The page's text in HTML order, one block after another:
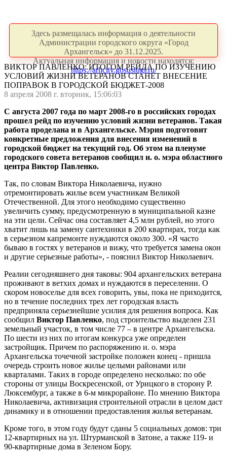
Здесь размещалась информация о деятельности
Администрации городского округа «Город
Архангельск» до 31.12.2025.
Актуальная информация и новости находятся:
https://arhcity.gosuslugi.ru/
ВИКТОР ПАВЛЕНКО: ИТОГОМ РЕЙДА ПО ИЗУЧЕНИЮ
УСЛОВИЙ ЖИЗНИ ВЕТЕРАНОВ СТАНЕТ ВНЕСЕНИЕ
ПОПРАВОК В ГОРОДСКОЙ БЮДЖЕТ-2008
8 апреля 2008 г. вторник, 15:06:03
С августа 2007 года по март 2008-го в российских городах
прошел рейд по изучению условий жизни ветеранов. Такая
работа проделана и в Архангельске. Мэрия подготовит
конкретные предложения для внесения изменений в
городской бюджет на текущий год. Об этом на пленуме
городского совета ветеранов сообщил и. о. мэра областного
центра Виктор Павленко.
Так, по словам Виктора Николаевича, нужно
отремонтировать жилье всем участникам Великой
Отечественной. Для этого необходимо существенно
увеличить сумму, предусмотренную в муниципальной казне
на эти цели. Сейчас она составляет 4,5 млн рублей, но этого
хватит лишь на замену сантехники в 200 квартирах, тогда как
в серьезном капремонте нуждаются около 300. «Я часто
бываю в гостях у ветеранов и вижу, что требуется замена окон
и другие серьезные работы», - пояснил Виктор Николаевич.
Реалии сегодняшнего дня таковы: 904 архангельских ветерана
проживают в ветхих домах и нуждаются в переселении. О
скором новоселье для всех говорить, увы, пока не приходится,
но в течение последних трех лет городская власть
предприняла серьезнейшие усилия для решения вопроса. Как
сообщил Виктор Павленко, под строительство выделен 231
земельный участок, в том числе 77 – в центре Архангельска.
По шести из них по итогам конкурса уже определен
застройщик. Причем по распоряжению и. о. мэра
Архангельска точечной застройке положен конец - пришла
очередь строить новое жилье целыми районами или
кварталами. Таких в городе определено несколько: по обе
стороны от улицы Воскресенской, от Урицкого в сторону Р.
Люксембург, а также в 6-м микрорайоне. По мнению Виктора
Николаевича, активизация строительной отрасли в целом даст
динамику и в отношении предоставления жилья ветеранам.
Кроме того, в этом году будут сданы 5 социальных домов: три
12-квартирных на ул. Штурманской в Затоне, а также 119- и
90-квартирные дома в Зеленом Бору.